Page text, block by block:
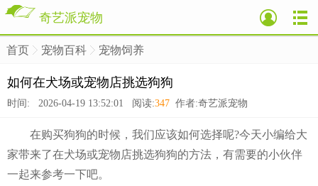
奇艺派宠物
首页 宠物百科 宠物饲养
如何在犬场或宠物店挑选狗狗
时间: 2026-04-19 13:52:01 阅读:347 作者:奇艺派宠物
在购买狗狗的时候，我们应该如何选择呢?今天小编给大
家带来了在犬场或宠物店挑选狗狗的方法，有需要的小伙伴
一起来参考一下吧。